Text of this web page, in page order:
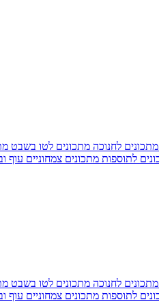
מתכונים לחנוכה מתכונים לטו בשבט
לתוספות מתכונים צמחוניים עוף
מתכונים לחנוכה מתכונים לטו בשבט
לתוספות מתכונים צמחוניים עוף